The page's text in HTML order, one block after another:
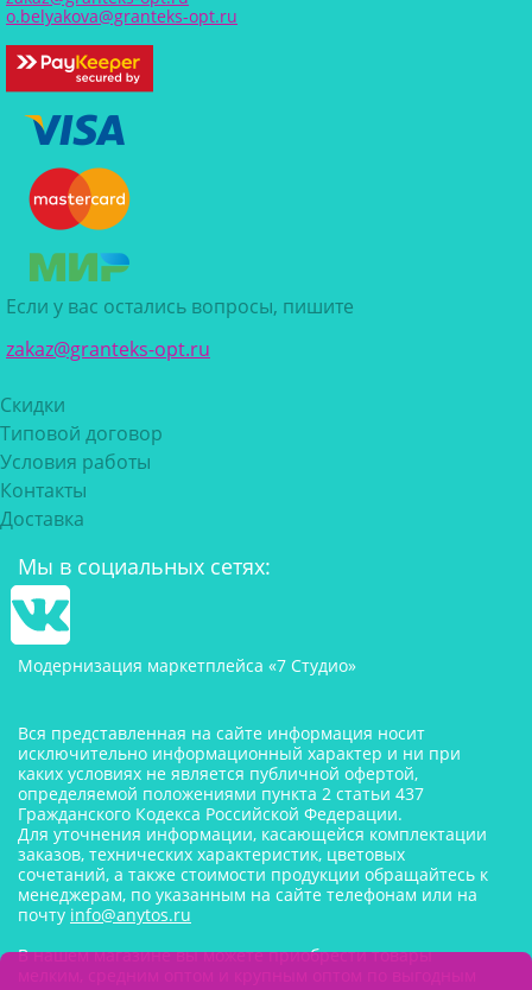
o.belyakova@granteks-opt.ru
Если у вас остались вопросы, пишите
zakaz@granteks-opt.ru
Скидки
Типовой договор
Условия работы
Контакты
Доставка
Мы в социальных сетях:
Модернизация маркетплейса «7 Студио»
Вся представленная на сайте информация носит
исключительно информационный характер и ни при
каких условиях не является публичной офертой,
определяемой положениями пункта 2 статьи 437
Гражданского Кодекса Российской Федерации.
Для уточнения информации, касающейся комплектации
заказов, технических характеристик, цветовых
сочетаний, а также стоимости продукции обращайтесь к
менеджерам, по указанным на сайте телефонам или на
почту info@anytos.ru
В нашем магазине вы можете приобрести товары